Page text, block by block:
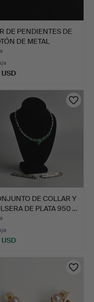
DE PENDIENTES DE
DE METAL
DE COLLAR Y
DE PLATA 950 …